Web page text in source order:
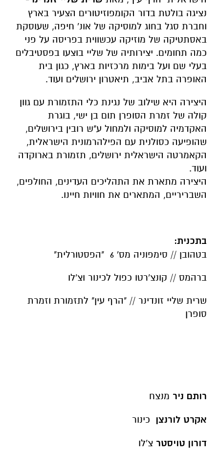
נציגה בולטת בדור הקומפוזיטורים הצעיר בארץ
וחברת סגל בחוג למוסיקה של אונ' חיפה, שעוסקת
באסתטיקה של מוזיקה עכשווית בפריסה על פני
כמה תחומים. יצירותיה של שליי בוצעו בפסטיבלים
בעלי שם ועל בימות מרכזיות בארץ, כגון בית
האופרה בתל אביב, תיאטרון ירושלים ועוד.
היצירה היא שילוב של נגינת כלי התזמורת עם גוון
קולה של זמרת הסופרן תום בן ישי, בוגרת
האקדמיה למוסיקה ולמחול ע"ש רובין בירושלים,
שהופיעה כסולנית עם הפילהרמונית הישראלית,
הקאמרטה הישראלית ירושלים, תזמורת בארוקדה
ועוד.
היצירה מתארת את התהליכים העדינים, החולפים,
השבריריים, המתארים את חוויות חיינו.
בתכנית:
בטהובן // סימפוניה מס' 6 "הפסטורלית"
ברהמס // קונצ'רטו כפול לכינור וצ'לו
שרית שליי זונדינר // "הרף עין" לתזמורת וזמרת
סופרן
רותם ניר מנצח
אקרט לורנצן כינור
דורון טויסטר צ'לו